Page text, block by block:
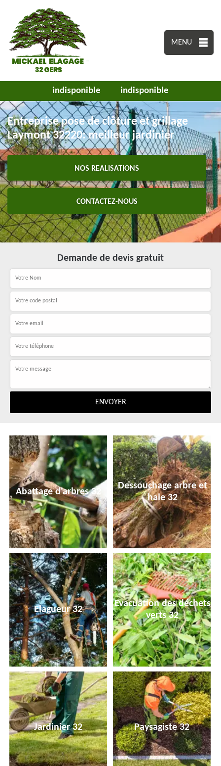
MENU
indisponible indisponible
Entreprise pose de clôture et grillage
Laymont 32220: meilleur jardinier
NOS REALISATIONS
CONTACTEZ-NOUS
Demande de devis gratuit
Abattage d'arbres 32
Dessouchage arbre et
haie 32
Elagueur 32
Evacuation des déchets
verts 32
Jardinier 32 Paysagiste 32